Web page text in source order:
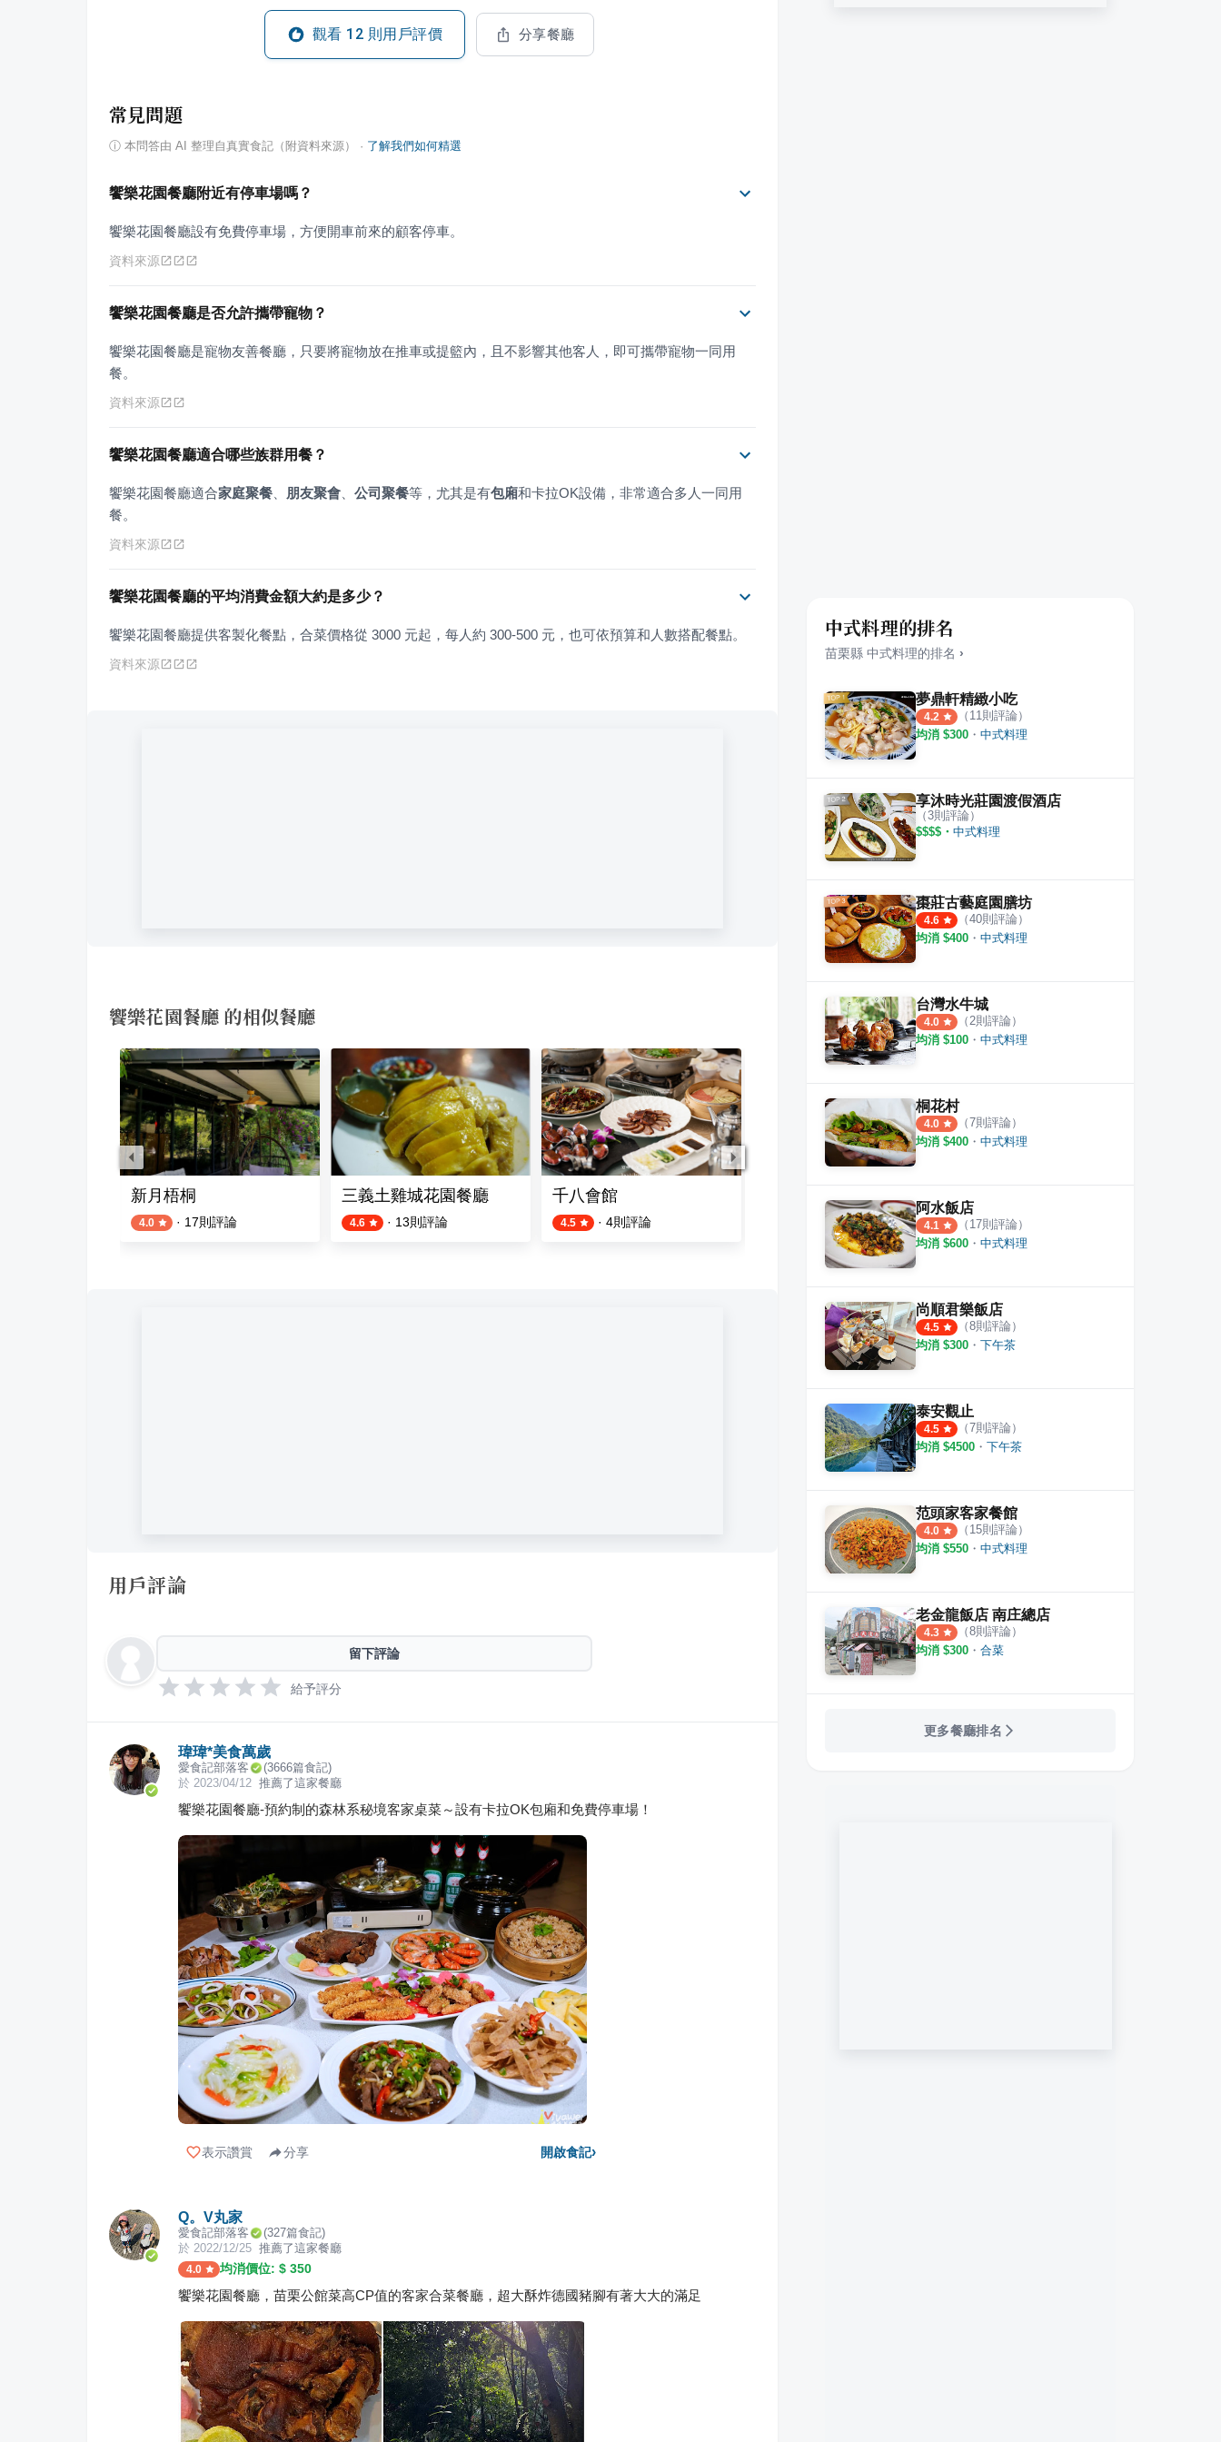
觀看 12 則用戶評價 分享餐廳
常見問題
ⓘ 本問答由 AI 整理自真實食記（附資料來源） · 了解我們如何精選
饗樂花園餐廳附近有停車場嗎？
饗樂花園餐廳設有免費停車場，方便開車前來的顧客停車。
資料來源
饗樂花園餐廳是否允許攜帶寵物？
饗樂花園餐廳是寵物友善餐廳，只要將寵物放在推車或提籃內，且不影響其他客人，即可攜帶寵物一同用
餐。
資料來源
饗樂花園餐廳適合哪些族群用餐？
饗樂花園餐廳適合家庭聚餐 朋友聚會 公司聚餐等，尤其是有包廂和卡拉OK設備，非常適合多人一同用
餐。
資料來源
饗樂花園餐廳的平均消費金額大約是多少？
饗樂花園餐廳提供客製化餐點，合菜價格從 3000 元起，每人約 300-500 元，也可依預算和人數搭配餐點。
資料來源
饗樂花園餐廳 的相似餐廳
新月梧桐
4.0 · 17則評論
三義土雞城花園餐廳
4.6 · 13則評論
千八會館
4.5 · 4則評論 則評論 4.2 ·
用戶評論
留下評論
給予評分
瑋瑋*美食萬歲
愛食記部落客 (3666篇食記)
於 2023/04/12 推薦了這家餐廳
饗樂花園餐廳-預約制的森林系秘境客家桌菜～設有卡拉OK包廂和免費停車場！
表示讚賞 分享 開啟食記›
Q。V丸家
愛食記部落客 (327篇食記)
於 2022/12/25 推薦了這家餐廳
4.0 均消價位: $ 350
饗樂花園餐廳，苗栗公館菜高CP值的客家合菜餐廳，超大酥炸德國豬腳有著大大的滿足
中式料理的排名
苗栗縣 中式料理的排名 ›
夢鼎軒精緻小吃
4.2 （ 11則評論）
均消 $300 ・ 中式料理
享沐時光莊園渡假酒店
（3則評論）
$$$$ ・ 中式料理
棗莊古藝庭園膳坊
4.6 （40則評論）
均消 $400 ・ 中式料理
台灣水牛城
4.0 （2則評論）
均消 $100 ・ 中式料理
桐花村
4.0 （7則評論）
均消 $400 ・ 中式料理
阿水飯店
4.1 （ 17則評論）
均消 $600 ・ 中式料理
尚順君樂飯店
4.5 （8則評論）
均消 $300 ・ 下午茶
泰安觀止
4.5 （7則評論）
均消 $4500 ・ 下午茶
范頭家客家餐館
4.0 （ 15則評論）
均消 $550 ・ 中式料理
老金龍飯店 南庄總店
4.3 （8則評論）
均消 $300 ・ 合菜
更多餐廳排名